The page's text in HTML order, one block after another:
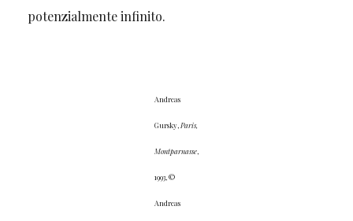
potenzialmente infinito.
Andreas
Gursky,Paris,
Montparnasse,
1993, ©
Andreas